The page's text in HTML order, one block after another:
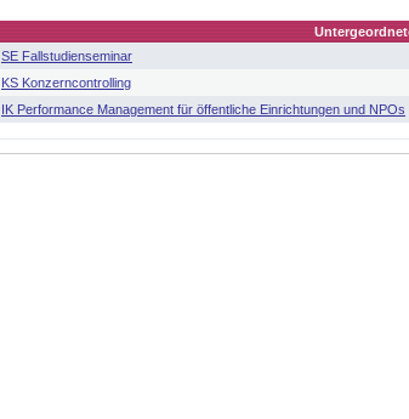
SE Fallstudienseminar
KS Konzerncontrolling
IK Performance Management für öffentliche Einrichtungen und NPOs